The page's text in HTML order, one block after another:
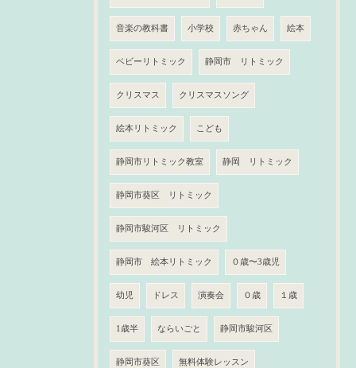
音楽の教科書 小学校 赤ちゃん 絵本
ベビーリトミック 静岡市 リトミック
クリスマス クリスマスソング
絵本リトミック こども
静岡市リトミック教室 静岡 リトミック
静岡市葵区 リトミック
静岡市駿河区 リトミック
静岡市 絵本リトミック ０歳〜3歳児
幼児 ドレス 演奏会 ０歳 １歳
1歳半 ならいごと 静岡市駿河区
静岡市葵区 無料体験レッスン